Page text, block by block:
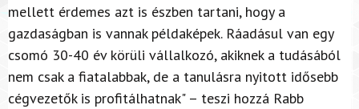
mellett érdemes azt is észben tartani, hogy a
gazdaságban is vannak példaképek. Ráadásul van egy
csomó 30-40 év körüli vállalkozó, akiknek a tudásából
nem csak a fiatalabbak, de a tanulásra nyitott idősebb
cégvezetők is profitálhatnak" – teszi hozzá Rabb